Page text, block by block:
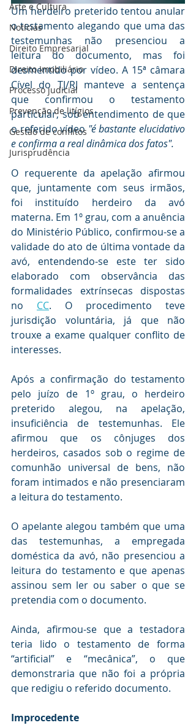
Arte e Cultura
Notícias
Direito Empresarial
Direito Imobiliário
Processo judicial
Prevenção de litígios
Gestāo de conflitos
Jurisprudência
Um herdeiro preterido tentou anular
o testamento alegando que uma das
testemunhas não presenciou a
leitura do documento, mas foi
desmentido por vídeo. A 15ª câmara
Cível do TJ/RJ manteve a sentença
que confirmou o testamento
particular, sob entendimento de que
o referido vídeo "é bastante elucidativo
e confirma a real dinâmica dos fatos".
O requerente da apelação afirmou
que, juntamente com seus irmãos,
foi instituído herdeiro da avó
materna. Em 1º grau, com a anuência
do Ministério Público, confirmou-se a
validade do ato de última vontade da
avó, entendendo-se este ter sido
elaborado com observância das
formalidades extrínsecas dispostas
no CC. O procedimento teve
jurisdição voluntária, já que não
trouxe a exame qualquer conflito de
interesses.
Após a confirmação do testamento
pelo juízo de 1º grau, o herdeiro
preterido alegou, na apelação,
insuficiência de testemunhas. Ele
afirmou que os cônjuges dos
herdeiros, casados sob o regime de
comunhão universal de bens, não
foram intimados e não presenciaram
a leitura do testamento.
O apelante alegou também que uma
das testemunhas, a empregada
doméstica da avó, não presenciou a
leitura do testamento e que apenas
assinou sem ler ou saber o que se
pretendia com o documento.
Ainda, afirmou-se que a testadora
teria lido o testamento de forma
“artificial” e “mecânica”, o que
demonstraria que não foi a própria
que redigiu o referido documento.
Improcedente